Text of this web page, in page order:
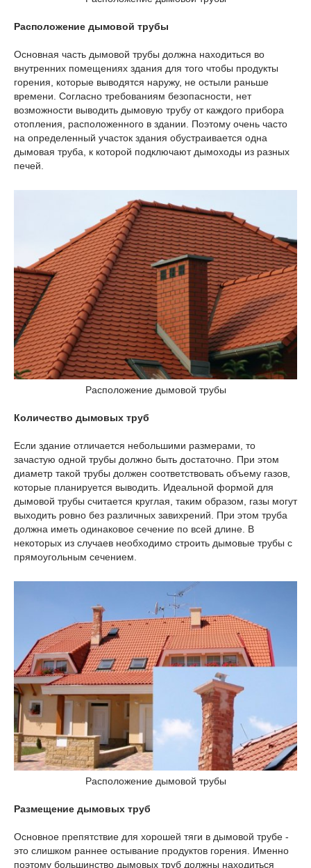
Расположение дымовой трубы
Основная часть дымовой трубы должна находиться во
внутренних помещениях здания для того чтобы продукты
горения, которые выводятся наружу, не остыли раньше
времени. Согласно требованиям безопасности, нет
возможности выводить дымовую трубу от каждого прибора
отопления, расположенного в здании. Поэтому очень часто
на определенный участок здания обустраивается одна
дымовая труба, к которой подключают дымоходы из разных
печей.
Расположение дымовой трубы
Количество дымовых труб
Если здание отличается небольшими размерами, то
зачастую одной трубы должно быть достаточно. При этом
диаметр такой трубы должен соответствовать объему газов,
которые планируется выводить. Идеальной формой для
дымовой трубы считается круглая, таким образом, газы могут
выходить ровно без различных завихрений. При этом труба
должна иметь одинаковое сечение по всей длине. В
некоторых из случаев необходимо строить дымовые трубы с
прямоугольным сечением.
Расположение дымовой трубы
Размещение дымовых труб
Основное препятствие для хорошей тяги в дымовой трубе -
это слишком раннее остывание продуктов горения. Именно
поэтому большинство дымовых труб должны находиться